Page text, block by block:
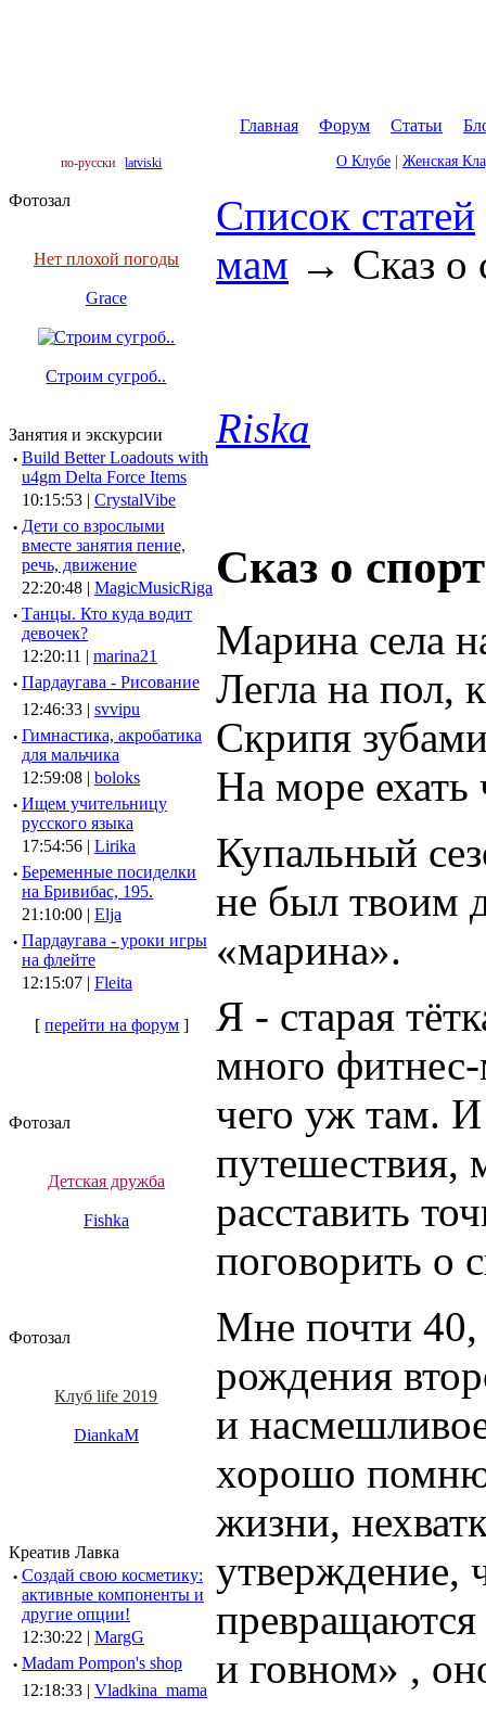
Главная Форум Статьи
по-русски latviski О Клубе Женская
Фотозал
Нет плохой погоды
Grace
Строим сугроб..
Занятия и экскурсии
· Build Better Loadouts with
u4gm Delta Force Items
10:15:53 | CrystalVibe
· Дети со взрослыми
вместе занятия пение,
речь, движение
22:20:48 | MagicMusicRiga
· Танцы. Кто куда водит
девочек?
12:20:11 | marina21
· Пардаугава - Рисование
12:46:33 | svvipu
· Гимнастика, акробатика
для мальчика
12:59:08 | boloks
· Ищем учительницу
русского языка
17:54:56 | Lirika
· Беременные посиделки
на Бривибас, 195.
21:10:00 | Elja
· Пардаугава - уроки игры
на флейте
12:15:07 | Fleita
[перейти на форум ]
Фотозал
Детская дружба
Fishka
Фотозал
Клуб life 2019
DiankaM
Креатив Лавка
· Создай свою косметику:
активные компоненты и
другие опции!
12:30:22 | MargG
· Madam Pompon's shop
12:18:33 | Vladkina_mama
Список статей
мам → Сказ о
Riska
Сказ о
Марина села
Легла на пол,
Скрипя
На море ехать
Купальный
не был твоим
«марина».
Я - старая
много
чего уж там. И
путешествия,
расставить
поговорить о
Мне почти 40,
рождения
и
хорошо помню
жизни,
утверждение,
и говном» ,